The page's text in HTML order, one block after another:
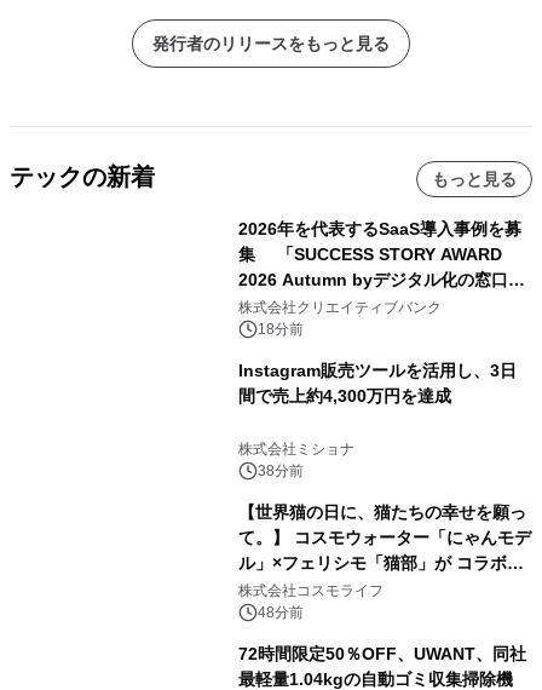
発行者のリリースをもっと見る
テックの新着 もっと見る
2026年を代表するSaaS導入事例を募
集 「SUCCESS STORY AWARD
2026 Autumn byデジタル化の窓口」
開催
株式会社クリエイティブバンク
18分前
Instagram販売ツールを活用し、3日
間で売上約4,300万円を達成
株式会社ミショナ
38分前
【世界猫の日に、猫たちの幸せを願っ
て。】 コスモウォーター「にゃんモデ
ル」×フェリシモ「猫部」が コラボキ
ャンペーンを実施
株式会社コスモライフ
48分前
72時間限定50％OFF、UWANT、同社
最軽量1.04kgの自動ゴミ収集掃除機